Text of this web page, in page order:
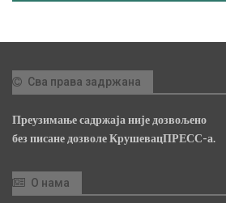
Сва права задржана
Преузимање садржаја није дозвољено
без писане дозволе КрушевацПРЕСС-а.
О нама